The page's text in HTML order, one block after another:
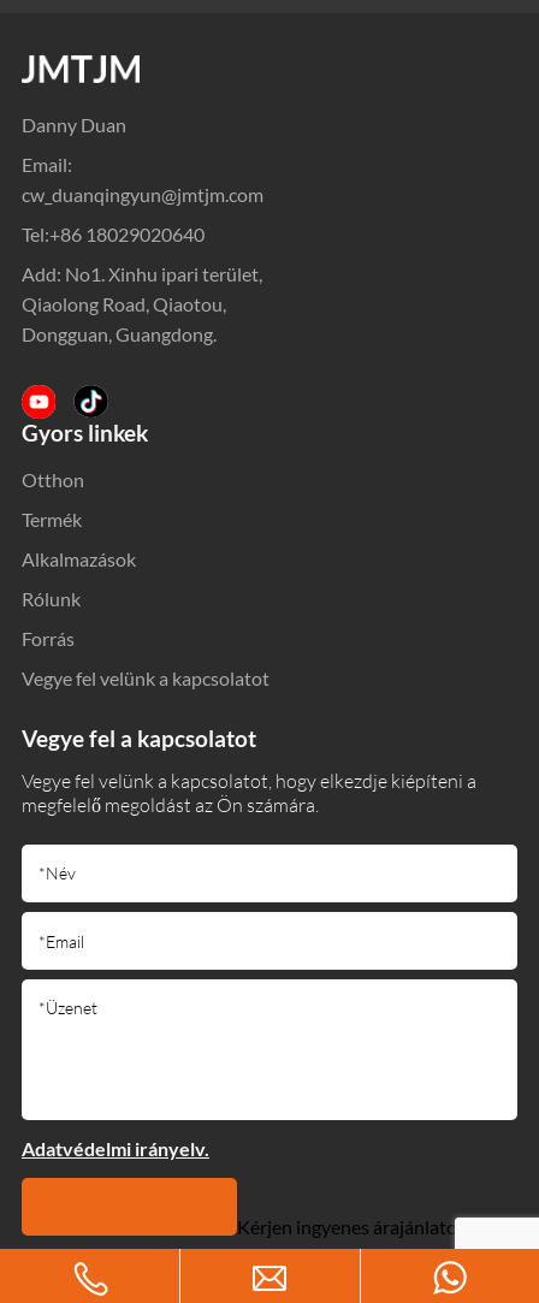
Danny Duan
Email:
cw_duanqingyun@jmtjm.com
Tel:+86 18029020640
Add: No1. Xinhu ipari terület,
Qiaolong Road, Qiaotou,
Dongguan, Guangdong.
Gyors linkek
Otthon
Termék
Alkalmazások
Rólunk
Forrás
Vegye fel velünk a kapcsolatot
Vegye fel a kapcsolatot
Vegye fel velünk a kapcsolatot, hogy elkezdje kiépíteni a
megfelelő megoldást az Ön számára.
Adatvédelmi irányelv.
Kérjen ingyenes árajánlatot